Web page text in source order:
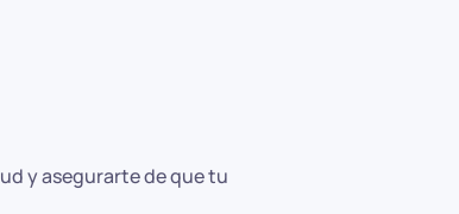
y asegurarte de que tu